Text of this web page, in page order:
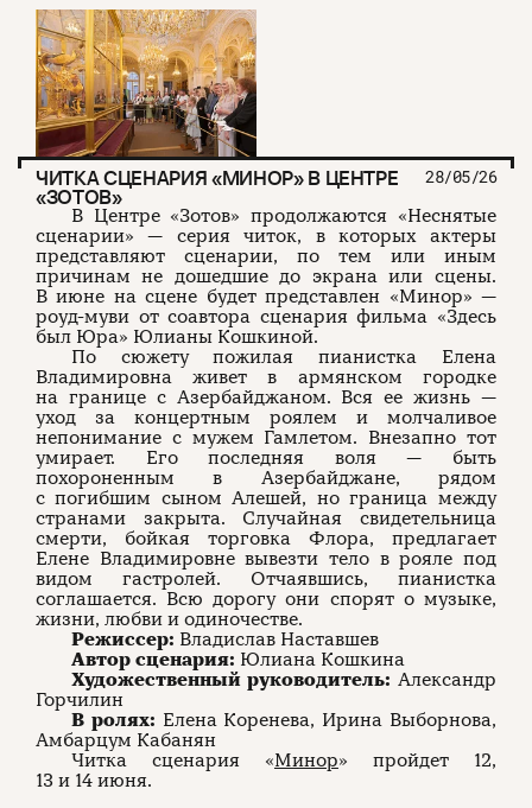
ЧИТКА СЦЕНАРИЯ «МИНОР» В ЦЕНТРЕ
«ЗОТОВ»
28/05/26
В Центре «Зотов» продолжаются «Неснятые
сценарии» — серия читок, в которых актеры
представляют сценарии, по тем или иным
причинам не дошедшие до экрана или сцены.
В июне на сцене будет представлен «Минор» —
роуд-муви от соавтора сценария фильма «Здесь
был Юра» Юлианы Кошкиной.
По сюжету пожилая пианистка Елена
Владимировна живет в армянском городке
на границе с Азербайджаном. Вся ее жизнь —
уход за концертным роялем и молчаливое
непонимание с мужем Гамлетом. Внезапно тот
умирает. Его последняя воля — быть
похороненным в Азербайджане, рядом
с погибшим сыном Алешей, но граница между
странами закрыта. Случайная свидетельница
смерти, бойкая торговка Флора, предлагает
Елене Владимировне вывезти тело в рояле под
видом гастролей. Отчаявшись, пианистка
соглашается. Всю дорогу они спорят о музыке,
жизни, любви и одиночестве.
Режиссер: Владислав Наставшев
Автор сценария: Юлиана Кошкина
Художественный руководитель: Александр
Горчилин
В ролях: Елена Коренева, Ирина Выборнова,
Амбарцум Кабанян
Читка сценария «Минор» пройдет 12,
13 и 14 июня.